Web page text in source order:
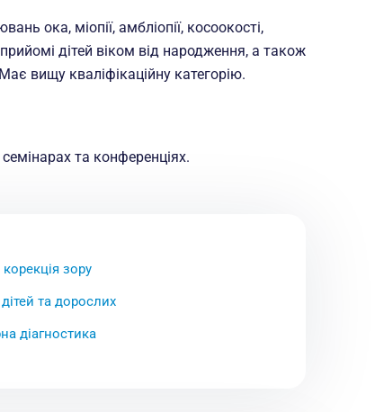
ока, міопії, амбліопії, косоокості,
дітей віком від народження, а також
вищу кваліфікаційну категорію.
та конференціях.
зору
та дорослих
діагностика